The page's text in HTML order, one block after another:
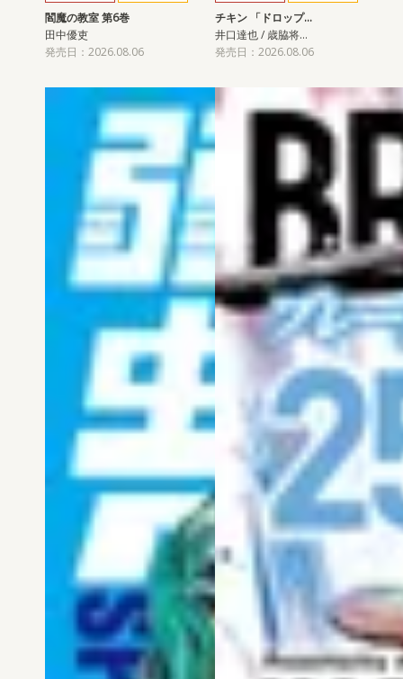
閻魔の教室 第6巻
田中優吏
発売日：2026.08.06
チキン 「ドロップ…
井口達也 / 歳脇将…
発売日：2026.08.06